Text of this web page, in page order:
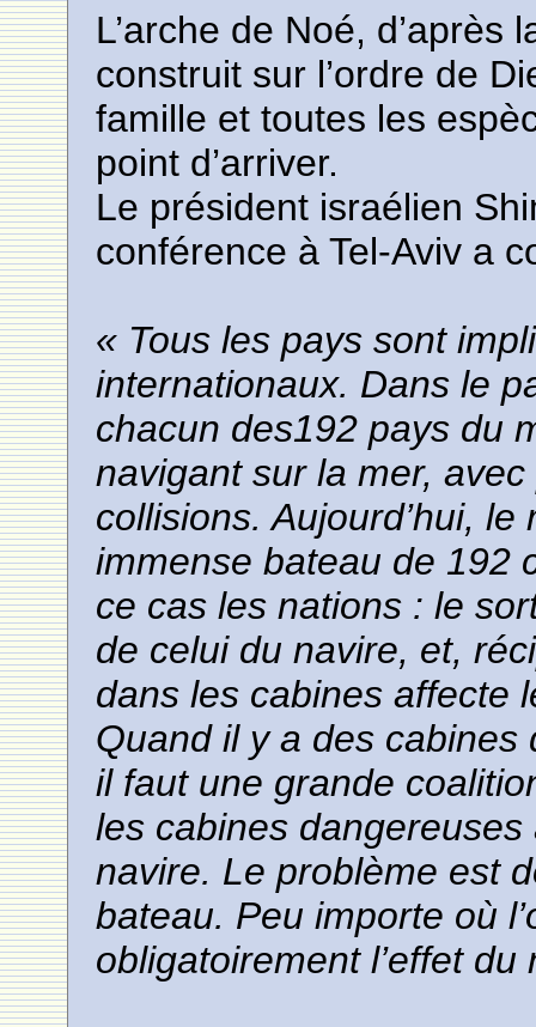
L’arche de Noé,
construit sur l’ordre de
famille et toutes les
point d’arriver.
Le président israélien
conférence à Tel-Aviv a
« Tous les pays sont
internationaux. Dans le
chacun des192 pays du
navigant sur la mer,
collisions. Aujourd’hui,
immense bateau de 192
ce cas les nations : le
de celui du navire, et,
dans les cabines affecte
Quand il y a des
il faut une grande
les cabines
navire. Le problème est
bateau. Peu importe où
obligatoirement l’effet